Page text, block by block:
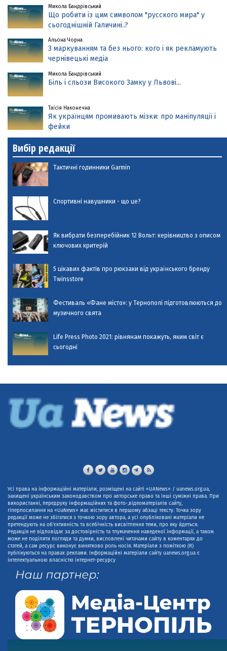
Микола Бандрівський
Що робити із цим символом "русского мира" у
сьогоднішній Галичині..?
Альона Чорна
З маркуванням та без нього: кого і як рекламують
чернівецькі медіа
Микола Бандрівський
Біль і сльози Високого Замку у Львові...
Таїсія Наконечна
Як українцям промивають мізки: про маніпуляції і
фейки
Вибір редакції
Тактичні годинники Garmin
Спортивні навушники - що це?
Як вибрати безперебійник 12 Вольт: керівництво з описом
ключових критерій
5 цікавих фактів про рюкзаки від українського бренду
Twinsstore
Фестиваль «Фане місто»: у Тернополі підготовлюються до
музичного свята
Life Press Photo 2021: рівнянам покажуть, яким світ є
сьогодні
Усі права на інформаційні матеріали, розміщені на сайті «UANews» / uanews.org.ua,
захищені українським законодавством про авторське право та інші суміжні права. При
використанні, передруку інформаційних та фото-,відеоматеріалів сайту,
гіперпосилання на «UaNews» має міститися в першому абзаці тексту. Точка зору
редакції може не збігатися з точкою зору автора, а усі опубліковані матеріали не
претендують на об'єктивність та всебічність висвітлення теми, про яку йдеться.
Редакція не відповідає за достовірність та тлумачення наведеної інформації, а також
може не поділяти погляди та думки, висловлені читачами сайту в коментарях до
статей, а сам ресурс виконує винятково роль носія. Матеріали з поміткою (R)
публікуються на правах реклами. Інформаційні матеріали сайту uanews.org.ua є
інтелектуальною власністю інтернет-ресурсу